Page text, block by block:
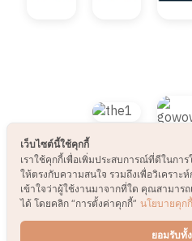
© 2021 B2S CLUB, All
เว็บไซต์นี้ใช้คุกกี้
เราใช้คุกกี้เพื่อเพิ่มประสบการณ์ที่ดีในกา
ให้ตรงกับความสนใจ รวมถึงเพื่อวิเคราะ
เข้าใจว่าผู้ใช้งานมาจากที่ใด คุณสามาร
ได้ โดยคลิก “การตั้งค่าคุกกี้” นโยบายคุกกี้
ยอมรับทั้